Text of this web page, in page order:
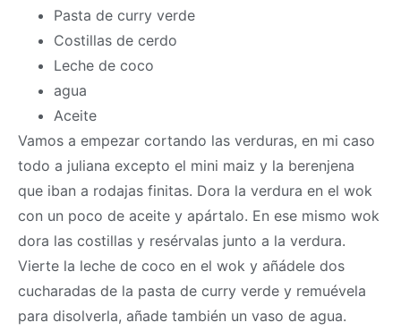
Pasta de curry verde
Costillas de cerdo
Leche de coco
agua
Aceite
Vamos a empezar cortando las verduras, en mi caso
todo a juliana excepto el mini maiz y la berenjena
que iban a rodajas finitas. Dora la verdura en el wok
con un poco de aceite y apártalo. En ese mismo wok
dora las costillas y resérvalas junto a la verdura.
Vierte la leche de coco en el wok y añádele dos
cucharadas de la pasta de curry verde y remuévela
para disolverla, añade también un vaso de agua.